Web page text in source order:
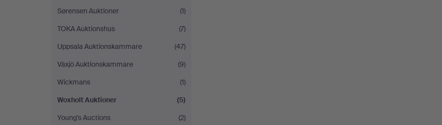
Sørensen Auktioner
(1)
TOKA Auktionshus
(7)
Uppsala Auktionskammare
(47)
Växjö Auktionskammare
(9)
Wickmans
(1)
Woxholt Auktioner
(5)
Young's Auctions
(2)